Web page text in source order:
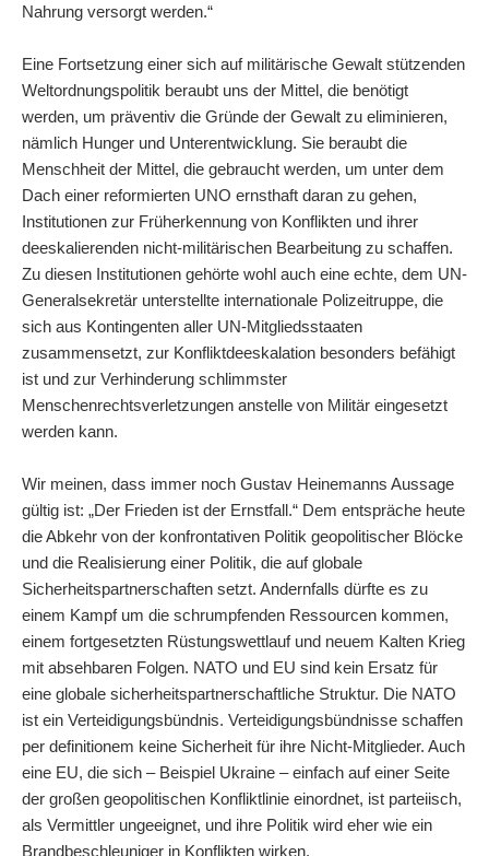
Nahrung versorgt werden.“
Eine Fortsetzung einer sich auf militärische Gewalt stützenden
Weltordnungspolitik beraubt uns der Mittel, die benötigt
werden, um präventiv die Gründe der Gewalt zu eliminieren,
nämlich Hunger und Unterentwicklung. Sie beraubt die
Menschheit der Mittel, die gebraucht werden, um unter dem
Dach einer reformierten UNO ernsthaft daran zu gehen,
Institutionen zur Früherkennung von Konflikten und ihrer
deeskalierenden nicht-militärischen Bearbeitung zu schaffen.
Zu diesen Institutionen gehörte wohl auch eine echte, dem UN-
Generalsekretär unterstellte internationale Polizeitruppe, die
sich aus Kontingenten aller UN-Mitgliedsstaaten
zusammensetzt, zur Konfliktdeeskalation besonders befähigt
ist und zur Verhinderung schlimmster
Menschenrechtsverletzungen anstelle von Militär eingesetzt
werden kann.
Wir meinen, dass immer noch Gustav Heinemanns Aussage
gültig ist: „Der Frieden ist der Ernstfall.“ Dem entspräche heute
die Abkehr von der konfrontativen Politik geopolitischer Blöcke
und die Realisierung einer Politik, die auf globale
Sicherheitspartnerschaften setzt. Andernfalls dürfte es zu
einem Kampf um die schrumpfenden Ressourcen kommen,
einem fortgesetzten Rüstungswettlauf und neuem Kalten Krieg
mit absehbaren Folgen. NATO und EU sind kein Ersatz für
eine globale sicherheitspartnerschaftliche Struktur. Die NATO
ist ein Verteidigungsbündnis. Verteidigungsbündnisse schaffen
per definitionem keine Sicherheit für ihre Nicht-Mitglieder. Auch
eine EU, die sich – Beispiel Ukraine – einfach auf einer Seite
der großen geopolitischen Konfliktlinie einordnet, ist parteiisch,
als Vermittler ungeeignet, und ihre Politik wird eher wie ein
Brandbeschleuniger in Konflikten wirken.